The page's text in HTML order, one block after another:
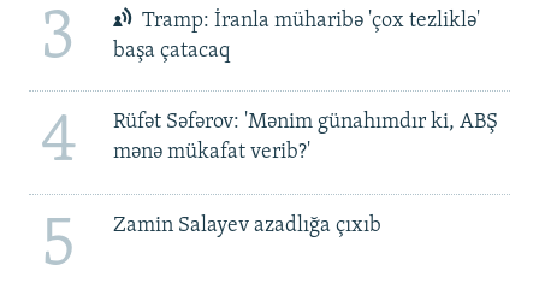
3
Tramp: İranla müharibə 'çox tezliklə'
başa çatacaq
4
Rüfət Səfərov: 'Mənim günahımdır ki, ABŞ
mənə mükafat verib?'
5 Zamin Salayev azadlığa çıxıb